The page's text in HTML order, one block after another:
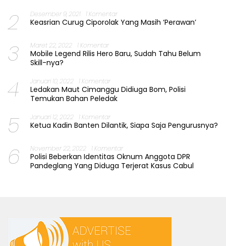
2 Desember 9, 2021 1 Komentar
Keasrian Curug Ciporolak Yang Masih ‘Perawan’
3 Maret 22, 2022 1 Komentar
Mobile Legend Rilis Hero Baru, Sudah Tahu Belum
Skill-nya?
4 Januari 10, 2022 1 Komentar
Ledakan Maut Cimanggu Didiuga Bom, Polisi
Temukan Bahan Peledak
5 Januari 12, 2022 1 Komentar
Ketua Kadin Banten Dilantik, Siapa Saja Pengurusnya?
6 November 22, 2022 1 Komentar
Polisi Beberkan Identitas Oknum Anggota DPR
Pandeglang Yang Diduga Terjerat Kasus Cabul